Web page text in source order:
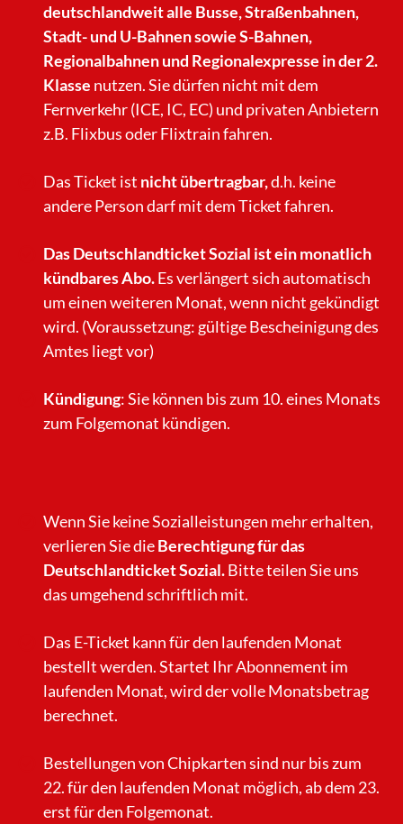
deutschlandweit alle Busse, Straßenbahnen,
Stadt- und U-Bahnen sowie S-Bahnen,
Regionalbahnen und Regionalexpresse in der 2.
Klasse nutzen. Sie dürfen nicht mit dem
Fernverkehr (ICE, IC, EC) und privaten Anbietern
z.B. Flixbus oder Flixtrain fahren.
Das Ticket ist nicht übertragbar,d.h. keine
andere Person darf mit dem Ticket fahren.
Das Deutschlandticket Sozial ist ein monatlich
kündbares Abo.Es verlängert sich automatisch
um einen weiteren Monat, wenn nicht gekündigt
wird. (Voraussetzung: gültige Bescheinigung des
Amtes liegt vor)
Kündigung: Sie können bis zum 10. eines Monats
zum Folgemonat kündigen.
Wenn Sie keine Sozialleistungen mehr erhalten,
verlieren Sie dieBerechtigung für das
Deutschlandticket Sozial.Bitte teilen Sie uns
das umgehend schriftlich mit.
Das E-Ticket kann für den laufenden Monat
bestellt werden. Startet Ihr Abonnement im
laufenden Monat, wird der volle Monatsbetrag
berechnet.
Bestellungen von Chipkarten sind nur bis zum
22. für den laufenden Monat möglich, ab dem 23.
erst für den Folgemonat.